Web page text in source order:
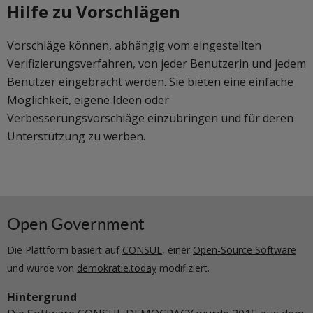
Hilfe zu Vorschlägen
Vorschläge können, abhängig vom eingestellten
Verifizierungsverfahren, von jeder Benutzerin und jedem
Benutzer eingebracht werden. Sie bieten eine einfache
Möglichkeit, eigene Ideen oder
Verbesserungsvorschläge einzubringen und für deren
Unterstützung zu werben.
Open Government
Die Plattform basiert auf CONSUL, einer Open-Source Software
und wurde von demokratie.today modifiziert.
Hintergrund